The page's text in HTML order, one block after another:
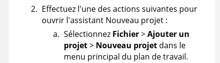
Effectuez l'une des actions suivantes pour
ouvrir l'assistant Nouveau projet :
Sélectionnez Fichier>Ajouter un
projet> Nouveau projet dans le
menu principal du plan de travail.